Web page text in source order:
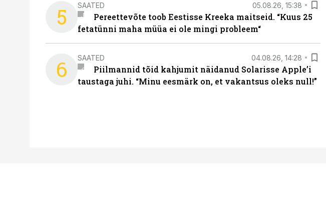
5 SAATED 05.08.26, 15:38
Pereettevõte toob Eestisse Kreeka maitseid. “Kuus 25
fetatünni maha müüa ei ole mingi probleem“
6 SAATED 04.08.26, 14:28
Piilmannid tõid kahjumit näidanud Solarisse Apple’i
taustaga juhi. “Minu eesmärk on, et vakantsus oleks null!”